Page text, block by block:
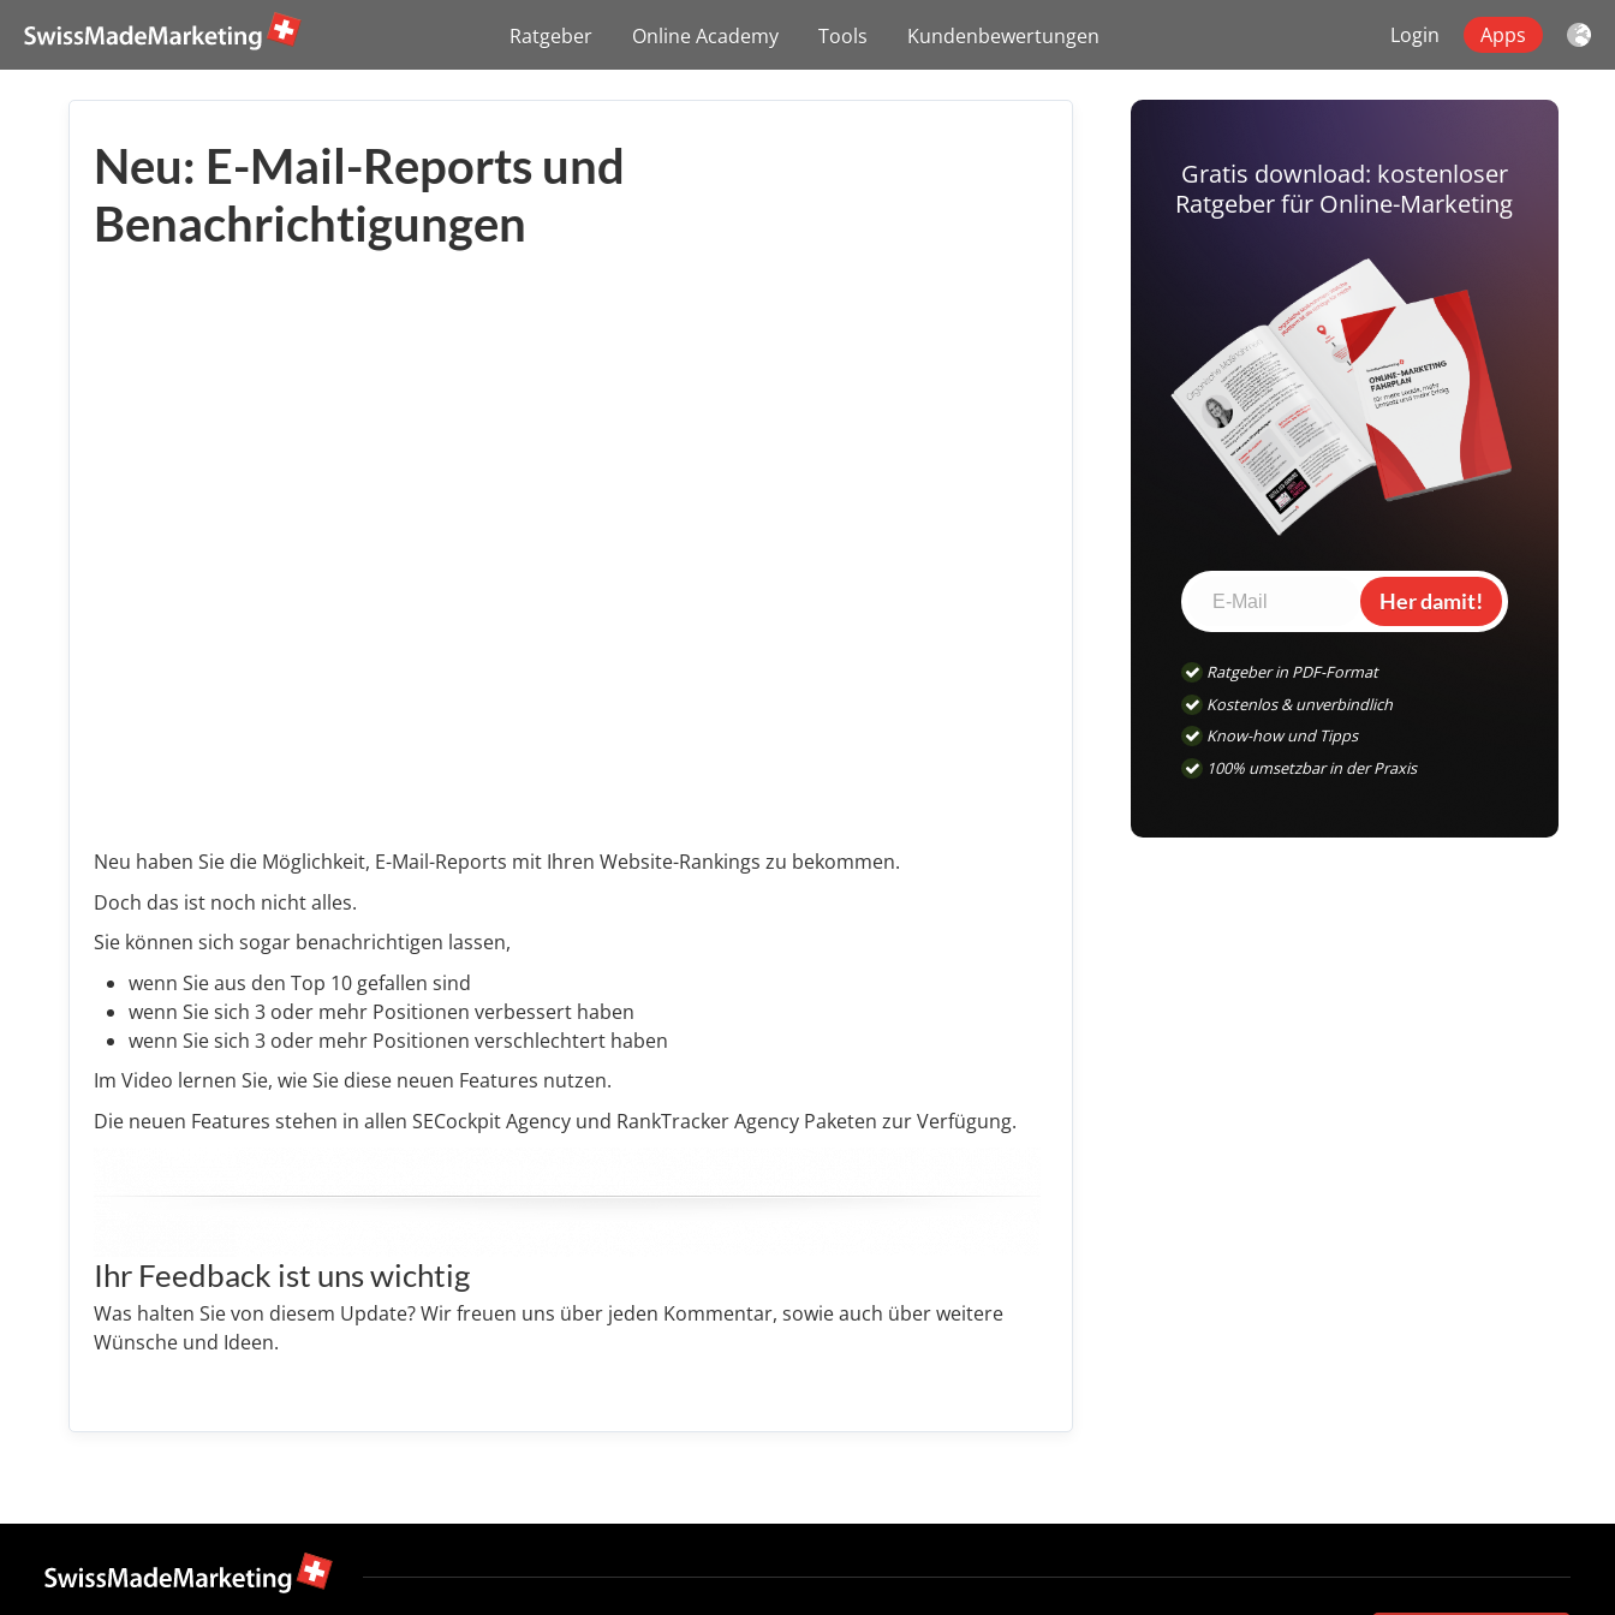
Ratgeber Online Academy Tools Kundenbewertungen Login Apps
Neu: E-Mail-Reports und
Benachrichtigungen
Neu haben Sie die Möglichkeit, E-Mail-Reports mit Ihren Website-Rankings zu bekommen.
Doch das ist noch nicht alles.
Sie können sich sogar benachrichtigen lassen,
wenn Sie aus den Top 10 gefallen sind
wenn Sie sich 3 oder mehr Positionen verbessert haben
wenn Sie sich 3 oder mehr Positionen verschlechtert haben
Im Video lernen Sie, wie Sie diese neuen Features nutzen.
Die neuen Features stehen in allen SECockpit Agency und RankTracker Agency Paketen zur Verfügung.
Ihr Feedback ist uns wichtig
Was halten Sie von diesem Update? Wir freuen uns über jeden Kommentar, sowie auch über weitere
Wünsche und Ideen.
Gratis download: kostenloser
Ratgeber für Online-Marketing
Her damit!
Ratgeber in PDF-Format
Kostenlos & unverbindlich
Know-how und Tipps
100% umsetzbar in der Praxis